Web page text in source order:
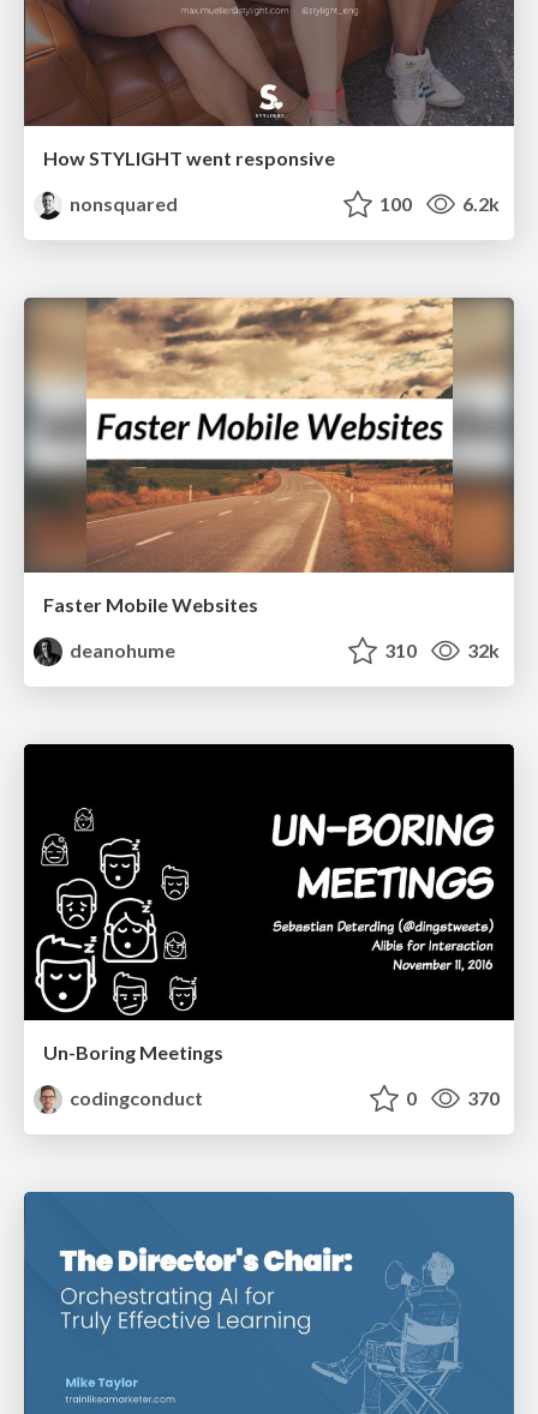
How STYLIGHT went responsive
nonsquared
100 6.2k
Faster Mobile Websites
deanohume
310 32k
Un-Boring Meetings
codingconduct
0 370